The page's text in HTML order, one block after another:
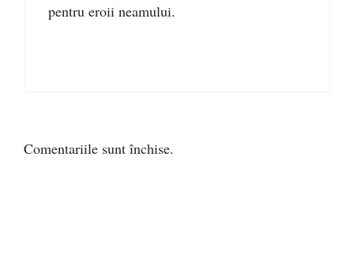
pentru eroii neamului.
Comentariile sunt închise.